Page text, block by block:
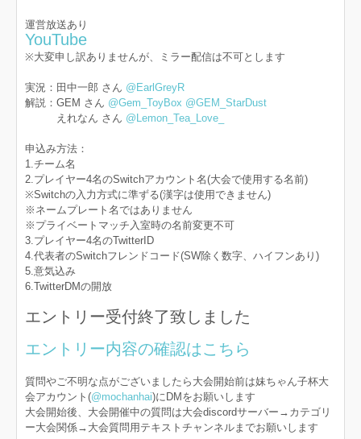
運営放送あり
YouTube
※大変申し訳ありませんが、ミラー配信は不可とします
実況：田中一郎 さん @EarlGreyR
解説：GEM さん @Gem_ToyBox @GEM_StarDust
えれなん さん @Lemon_Tea_Love_
申込み方法：
1.チーム名
2.プレイヤー4名のSwitchアカウント名(大会で使用する名前)
※Switchの入力方式に準ずる(漢字は使用できません)
※ネームプレート名ではありません
※プライベートマッチ入室時の名前変更不可
3.プレイヤー4名のTwitterID
4.代表者のSwitchフレンドコード(SW除く数字、ハイフンあり)
5.意気込み
6.TwitterDMの開放
エントリー受付終了致しました
エントリー内容の確認はこちら
質問やご不明な点がございましたら大会開始前は妹ちゃん子杯大
会アカウント(@mochanhai)にDMをお願いします
大会開始後、大会開催中の質問は大会discordサーバー→カテゴリ
ー大会関係→大会質問用テキストチャンネルまでお願いします